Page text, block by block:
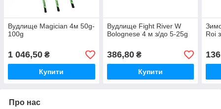
Вудлище Magician 4м 50g-
100g
1 046,50 ₴
Купити
Вудлище Fight River W
Bolognese 4 м з/до 5-25g
386,80₴
Купити
Roi
Про нас